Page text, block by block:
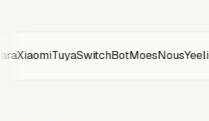
XiaomiTuyaSwitchBotMoesNous